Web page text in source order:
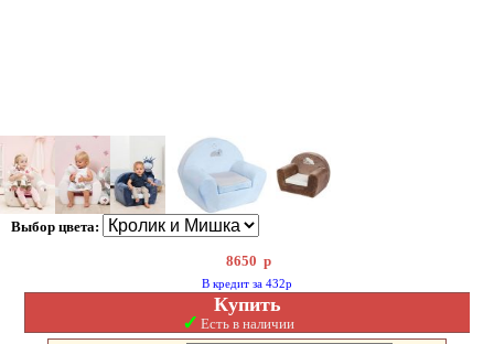
Выбор цвета:
8650 р
В кредит за 432р
Купить
✓ Есть в наличии